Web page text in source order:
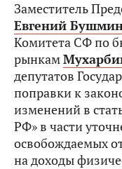
Заместитель
Евгений
Комитета СФ по
рынкам
депутатов
поправки к
изменений в
РФ» в части
освобождаемых
на доходы